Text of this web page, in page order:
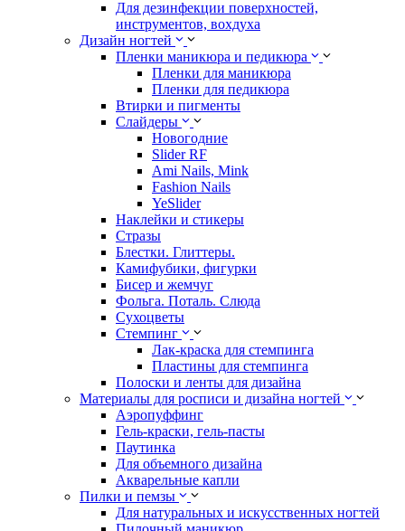
Для дезинфекции поверхностей,
инструментов, вохдуха
Дизайн ногтей
Пленки маникюра и педикюра
Пленки для маникюра
Пленки для педикюра
Втирки и пигменты
Слайдеры
Новогодние
Slider RF
Ami Nails, Mink
Fashion Nails
YeSlider
Наклейки и стикеры
Стразы
Блестки. Глиттеры.
Камифубики, фигурки
Бисер и жемчуг
Фольга. Поталь. Слюда
Сухоцветы
Стемпинг
Лак-краска для стемпинга
Пластины для стемпинга
Полоски и ленты для дизайна
Материалы для росписи и дизайна ногтей
Аэропуффинг
Гель-краски, гель-пасты
Паутинка
Для объемного дизайна
Акварельные капли
Пилки и пемзы
Для натуральных и искусственных ногтей